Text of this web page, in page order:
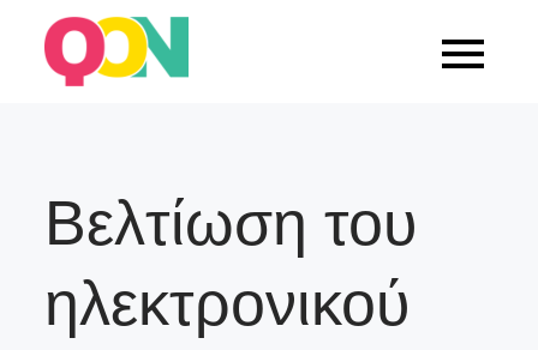
content
Blog Quarticon
Βελτίωση του
ηλεκτρονικού